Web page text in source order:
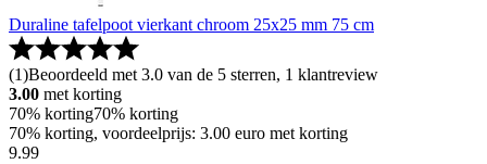
Duraline tafelpoot vierkant chroom 25x25 mm 75 cm
(1)Beoordeeld met 3.0 van de 5 sterren, 1 klantreview
3.00 met korting
70% korting70% korting
70% korting, voordeelprijs: 3.00 euro met korting
9.99